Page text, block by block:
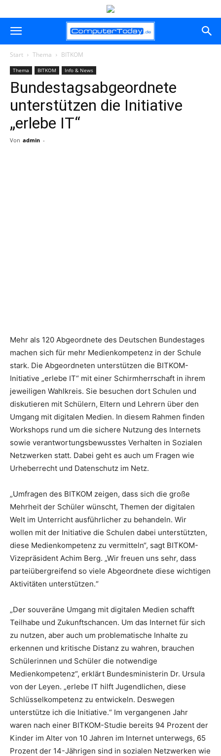
Start Thema BITKOM
Thema BITKOM Info & News
Bundestagsabgeordnete
unterstützen die Initiative
„erlebe IT“
Von admin -
Mehr als 120 Abgeordnete des Deutschen Bundestages
machen sich für mehr Medienkompetenz in der Schule
stark. Die Abgeordneten unterstützen die BITKOM-
Initiative „erlebe IT“ mit einer Schirmherrschaft in ihrem
jeweiligen Wahlkreis. Sie besuchen dort Schulen und
diskutieren mit Schülern, Eltern und Lehrern über den
Umgang mit digitalen Medien. In diesem Rahmen finden
Workshops rund um die sichere Nutzung des Internets
sowie verantwortungsbewusstes Verhalten in Sozialen
Netzwerken statt. Dabei geht es auch um Fragen wie
Urheberrecht und Datenschutz im Netz.
„Umfragen des BITKOM zeigen, dass sich die große
Mehrheit der Schüler wünscht, Themen der digitalen
Welt im Unterricht ausführlicher zu behandeln. Wir
wollen mit der Initiative die Schulen dabei unterstützten,
diese Medienkompetenz zu vermitteln“, sagt BITKOM-
Vizepräsident Achim Berg. „Wir freuen uns sehr, dass
parteiübergreifend so viele Abgeordnete diese wichtigen
Aktivitäten unterstützen.“
„Der souveräne Umgang mit digitalen Medien schafft
Teilhabe und Zukunftschancen. Um das Internet für sich
zu nutzen, aber auch um problematische Inhalte zu
erkennen und kritische Distanz zu wahren, brauchen
Schülerinnen und Schüler die notwendige
Medienkompetenz“, erklärt Bundesministerin Dr. Ursula
von der Leyen. „erlebe IT hilft Jugendlichen, diese
Schlüsselkompetenz zu entwickeln. Deswegen
unterstütze ich die Initiative.“ Im vergangenen Jahr
waren nach einer BITKOM-Studie bereits 94 Prozent der
Kinder im Alter von 10 Jahren im Internet unterwegs, 65
Prozent der 14-Jährigen sind in sozialen Netzwerken wie